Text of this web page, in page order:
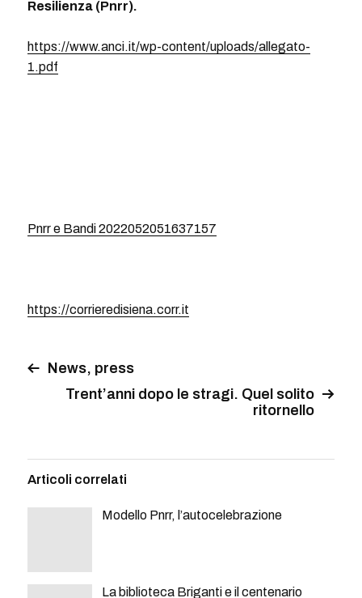
Resilienza (Pnrr).
https://www.anci.it/wp-content/uploads/allegato-
1.pdf
Pnrr e Bandi 2022052051637157
https://corrieredisiena.corr.it
News, press
Trent’anni dopo le stragi. Quel solito
ritornello
Articoli correlati
Modello Pnrr, l’autocelebrazione
La biblioteca Briganti e il centenario